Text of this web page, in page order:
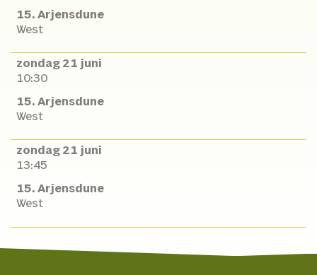
15. Arjensdune
West
zondag 21 juni
10:30
15. Arjensdune
West
zondag 21 juni
13:45
15. Arjensdune
West